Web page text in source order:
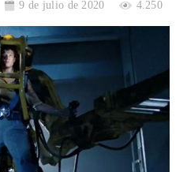
9 de julio de 2020 4.250